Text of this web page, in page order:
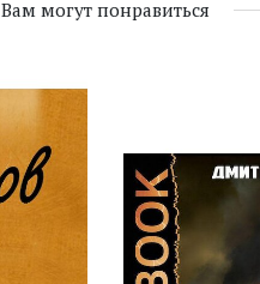
Вам могут понравиться